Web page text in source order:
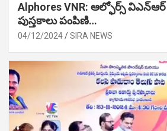
Alphores VNR: ఆల్ఫోర్స్
పుస్తకాలు పంపిణి…
04/12/2024 SIRA NEWS